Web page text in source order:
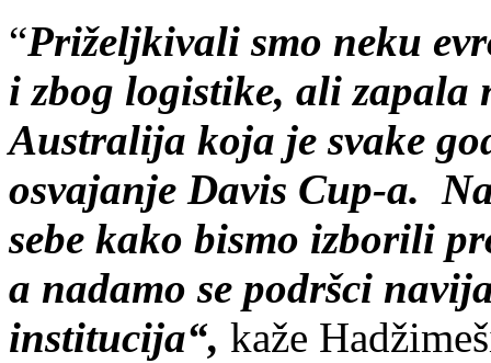
“Priželjkivali smo neku
i zbog logistike, ali zapala
Australija koja je svake
osvajanje Davis Cup-a.
sebe kako bismo izborili
a nadamo se podršci
institucija“, kaže